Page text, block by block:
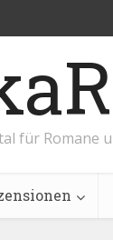
für Romane